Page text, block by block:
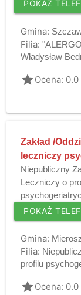
POKAŻ
Gmina:
Filia:
Władysław
gradeOcena: 0.0
Zakład /
leczniczy
Niepubliczny
Leczniczy o
POKAŻ
Gmina:
Filia:
profilu
gradeOcena: 0.0